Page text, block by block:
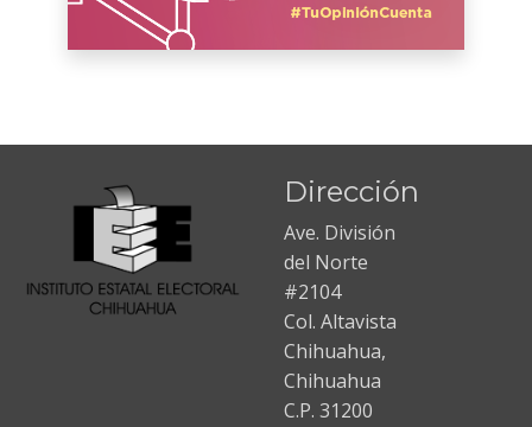
Dirección
Ave. División
del Norte
#2104
Col. Altavista
Chihuahua,
Chihuahua
C.P. 31200